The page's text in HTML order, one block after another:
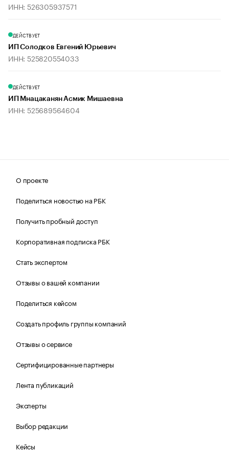
ИНН: 526305937571
ДЕЙСТВУЕТ
ИП Солодков Евгений Юрьевич
ИНН: 525820554033
ДЕЙСТВУЕТ
ИП Мнацаканян Асмик Мишаевна
ИНН: 525689564604
О проекте
Поделиться новостью на РБК
Получить пробный доступ
Корпоративная подписка РБК
Стать экспертом
Отзывы о вашей компании
Поделиться кейсом
Создать профиль группы компаний
Отзывы о сервисе
Сертифицированные партнеры
Лента публикаций
Эксперты
Выбор редакции
Кейсы